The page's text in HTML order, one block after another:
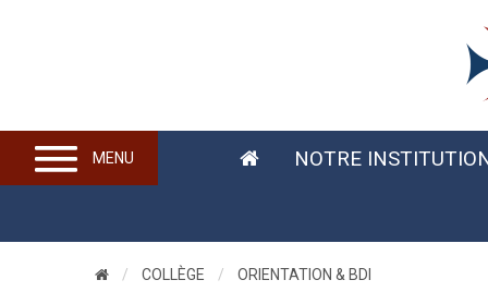
MENU NOTRE
COLLÈGE CURRENT:
ORIENTATION & BDI